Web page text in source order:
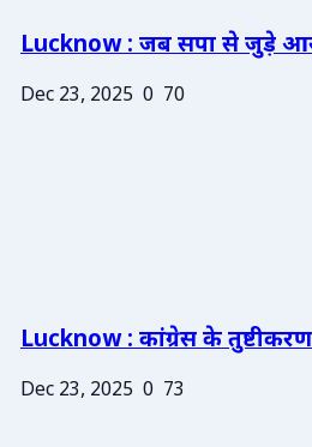
Lucknow : जब सपा से जुड़े
Dec 23, 2025 0 70
Lucknow : कांग्रेस के
Dec 23, 2025 0 73